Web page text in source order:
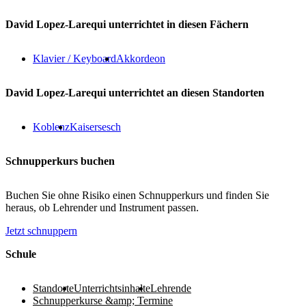
David Lopez-Larequi unterrichtet in diesen Fächern
Klavier / KeyboardAkkordeon
David Lopez-Larequi unterrichtet an diesen Standorten
KoblenzKaisersesch
Schnupperkurs buchen
Buchen Sie ohne Risiko einen Schnupperkurs und finden Sie
heraus, ob Lehrender und Instrument passen.
Jetzt schnuppern
Schule
StandorteUnterrichtsinhalteLehrende
Schnupperkurse &amp; Termine